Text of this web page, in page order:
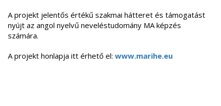
A projekt jelentős értékű szakmai hátteret és támogatást
nyújt az angol nyelvű neveléstudomány MA képzés
számára.
A projekt honlapja itt érhető el: www.marihe.eu